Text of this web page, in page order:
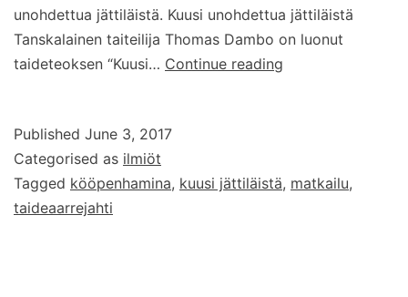
unohdettua jättiläistä. Kuusi unohdettua jättiläistä
Tanskalainen taiteilija Thomas Dambo on luonut
taideteoksen “Kuusi… Continue reading
Published June 3, 2017
Categorised as ilmiöt
Tagged kööpenhamina, kuusi jättiläistä, matkailu,
taideaarrejahti